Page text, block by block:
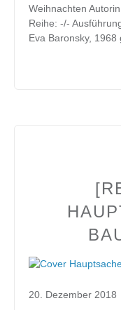
Weihnachten
Reihe: -/-
Eva Baronsky, 1968
20. Dezember 2018